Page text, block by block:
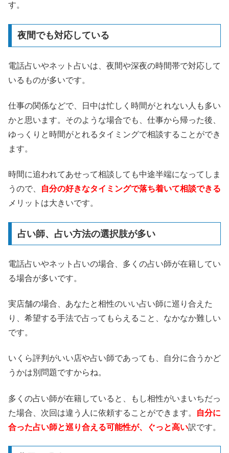
す。
夜間でも対応している
電話占いやネット占いは、夜間や深夜の時間帯で対応して
いるものが多いです。
仕事の関係などで、日中は忙しく時間がとれない人も多い
かと思います。そのような場合でも、仕事から帰った後、
ゆっくりと時間がとれるタイミングで相談することができ
ます。
時間に追われてあせって相談しても中途半端になってしま
うので、
自分の好きなタイミングで落ち着いて相談できる
メリットは大きいです。
占い師、占い方法の選択肢が多い
電話占いやネット占いの場合、多くの占い師が在籍してい
る場合が多いです。
実店舗の場合、あなたと相性のいい占い師に巡り合えた
り、希望する手法で占ってもらえること、なかなか難しい
です。
いくら評判がいい店や占い師であっても、自分に合うかど
うかは別問題ですからね。
多くの占い師が在籍していると、もし相性がいまいちだっ
た場合、次回は違う人に依頼することができます。
自分に
合った占い師と巡り合える可能性が、ぐっと高い訳です。